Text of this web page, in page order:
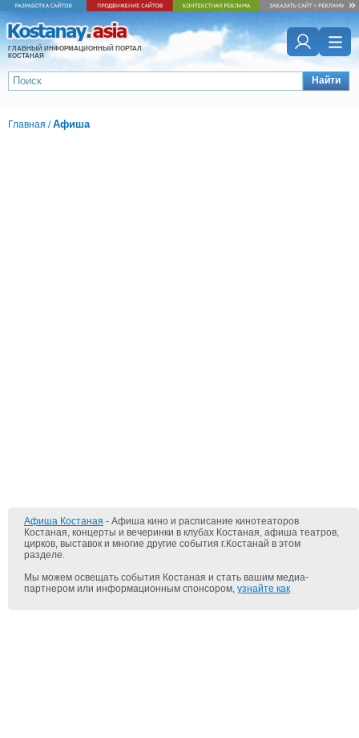
ГЛАВНЫЙ ИНФОРМАЦИОННЫЙ ПОРТАЛ
КОСТАНАЯ
Найти
Главная /Афиша
Афиша Костаная - Афиша кино и расписание кинотеаторов
Костаная, концерты и вечеринки в клубах Костаная, афиша театров,
цирков, выставок и многие другие события г.Костанай в этом
разделе.
Мы можем освещать события Костаная и стать вашим медиа-
партнером или информационным спонсором, узнайте как